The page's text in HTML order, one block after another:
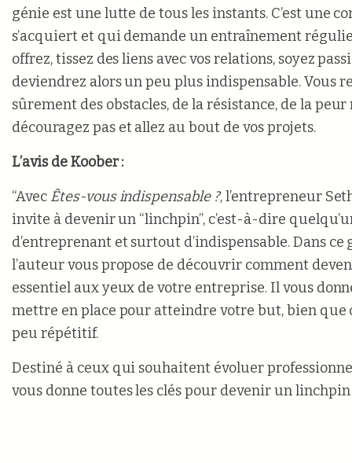
génie est une lutte de tous les instants. C’est une
s’acquiert et qui demande un entraînement
offrez, tissez des liens avec vos relations, soyez
deviendrez alors un peu plus indispensable. Vous
sûrement des obstacles, de la résistance, de la peur
découragez pas et allez au bout de vos projets.
L’avis de Koober :
“Avec Êtes-vous indispensable ?,l’entrepreneur
invite à devenir un “linchpin”, c’est-à-dire
d’entreprenant et surtout d’indispensable. Dans
l’auteur vous propose de découvrir comment
essentiel aux yeux de votre entreprise. Il vous
mettre en place pour atteindre votre but, bien que
peu répétitif.
Destiné à ceux qui souhaitent évoluer
vous donne toutes les clés pour devenir un